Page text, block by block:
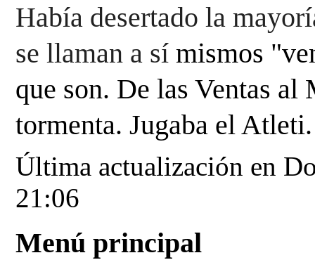
Había desertado la
se llaman a símismos
que son. De las Ventas al
tormenta. Jugaba el Atleti.
Última actualización en
21:06
Menú principal